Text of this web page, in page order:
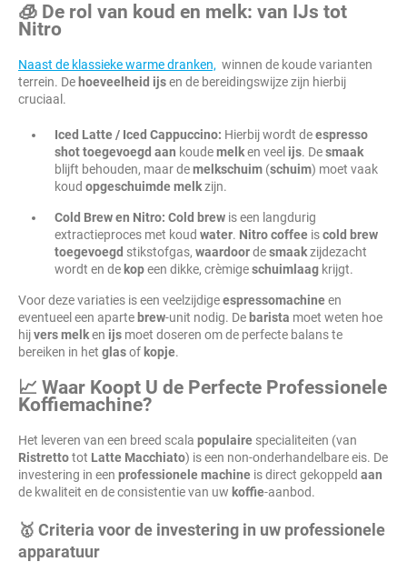
🧊 De rol van koud en melk: van IJs tot
Nitro
Naast de klassieke warme dranken, winnen de koude varianten
terrein. De hoeveelheid ijsen de bereidingswijze zijn hierbij
cruciaal.
Iced Latte / Iced Cappuccino: Hierbij wordt deespresso
shottoegevoegd aan koudemelken veel ijs. Desmaak
blijft behouden, maar demelkschuim (schuim) moet vaak
koud opgeschuimdemelkzijn.
Cold Brew en Nitro: Cold brew is een langdurig
extractieproces met koud water. Nitrocoffee iscold brew
toegevoegd stikstofgas, waardoordesmaakzijdezacht
wordt en de kopeen dikke, crèmigeschuimlaag krijgt.
Voor deze variaties is een veelzijdigeespressomachineen
eventueel een aparte brew-unit nodig. De barista moet weten hoe
hijversmelken ijs moet doseren om de perfecte balans te
bereiken in het glasof kopje.
📈 Waar Koopt U de Perfecte Professionele
Koffiemachine?
Het leveren van een breed scala populaire specialiteiten (van
Ristrettotot Latte Macchiato) is een non-onderhandelbare eis. De
investering in een professionele machine is direct gekoppeld aan
de kwaliteit en de consistentie van uw koffie-aanbod.
🥇 Criteria voor de investering in uw professionele
apparatuur